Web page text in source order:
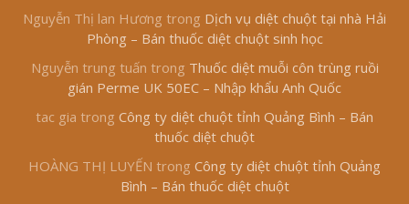
Nguyễn Thị lan Hương trong Dịch vụ diệt chuột tại nhà Hải
Phòng – Bán thuốc diệt chuột sinh học
Nguyễn trung tuấn trong Thuốc diệt muỗi côn trùng ruồi
gián Perme UK 50EC – Nhập khẩu Anh Quốc
tac gia trong Công ty diệt chuột tỉnh Quảng Bình – Bán
thuốc diệt chuột
HOÀNG THỊ LUYẾN trong Công ty diệt chuột tỉnh Quảng
Bình – Bán thuốc diệt chuột